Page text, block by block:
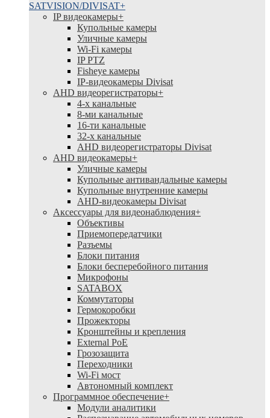
SATVISION/DIVISAT+
IP видеокамеры+
Купольные камеры
Уличные камеры
Wi-Fi камеры
IP PTZ
Fisheye камеры
IP-видеокамеры Divisat
АНD видеорегистраторы+
4-х канальные
8-ми канальные
16-ти канальные
32-х канальные
AHD видеорегистраторы Divisat
AHD видеокамеры+
Уличные камеры
Купольные антивандальные камеры
Купольные внутренние камеры
AHD-видеокамеры Divisat
Аксессуары для видеонаблюдения+
Объективы
Приемопередатчики
Разъемы
Блоки питания
Блоки бесперебойного питания
Микрофоны
SATABOX
Коммутаторы
Гермокоробки
Прожекторы
Кронштейны и крепления
External PoE
Грозозащита
Переходники
Wi-Fi мост
Автономный комплект
Программное обеспечение+
Модули аналитики